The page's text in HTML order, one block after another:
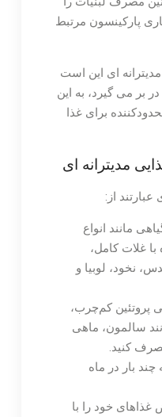
پارکینسون مرتبط
ای این است
بر می گیرد، به این
برای غذا
مدیترانه ای
از:
مانند انواع
غلات کامل،
نخود، لوبیا و
پروتئین کم‌چرب،
سالمون، ماهی
کنید.
بار در ماه
غذاهای خود را با